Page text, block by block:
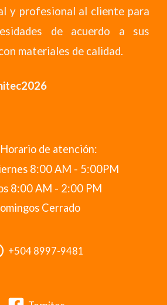
y profesional al cliente para
de acuerdo a sus
materiales de calidad.
Horario de atención:
8:00 AM - 5:00PM
8:00 AM - 2:00 PM
Cerrado
+504 8997-9481